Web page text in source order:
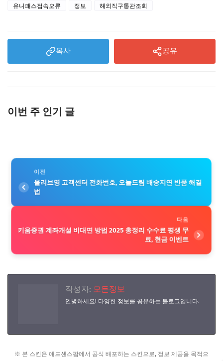
유니패스접속오류
정보 해외직구통관조회
복사 공유
이번 주 인기 글
이전
올리브영 고객센터 전화번호, 오늘드림 배송지연 반품 해결
법
다음
키움증권 계좌개설 비대면 방법 2025 총정리 수수료 평생 무
료, 현금 이벤트
작성자: 모든정보
안녕하세요! 다양한 정보를 공유하는 블로그입니다.
※ 본 스킨은 애드센스팜에서 공식 배포하는 스킨으로, 정보 제공을 목적으